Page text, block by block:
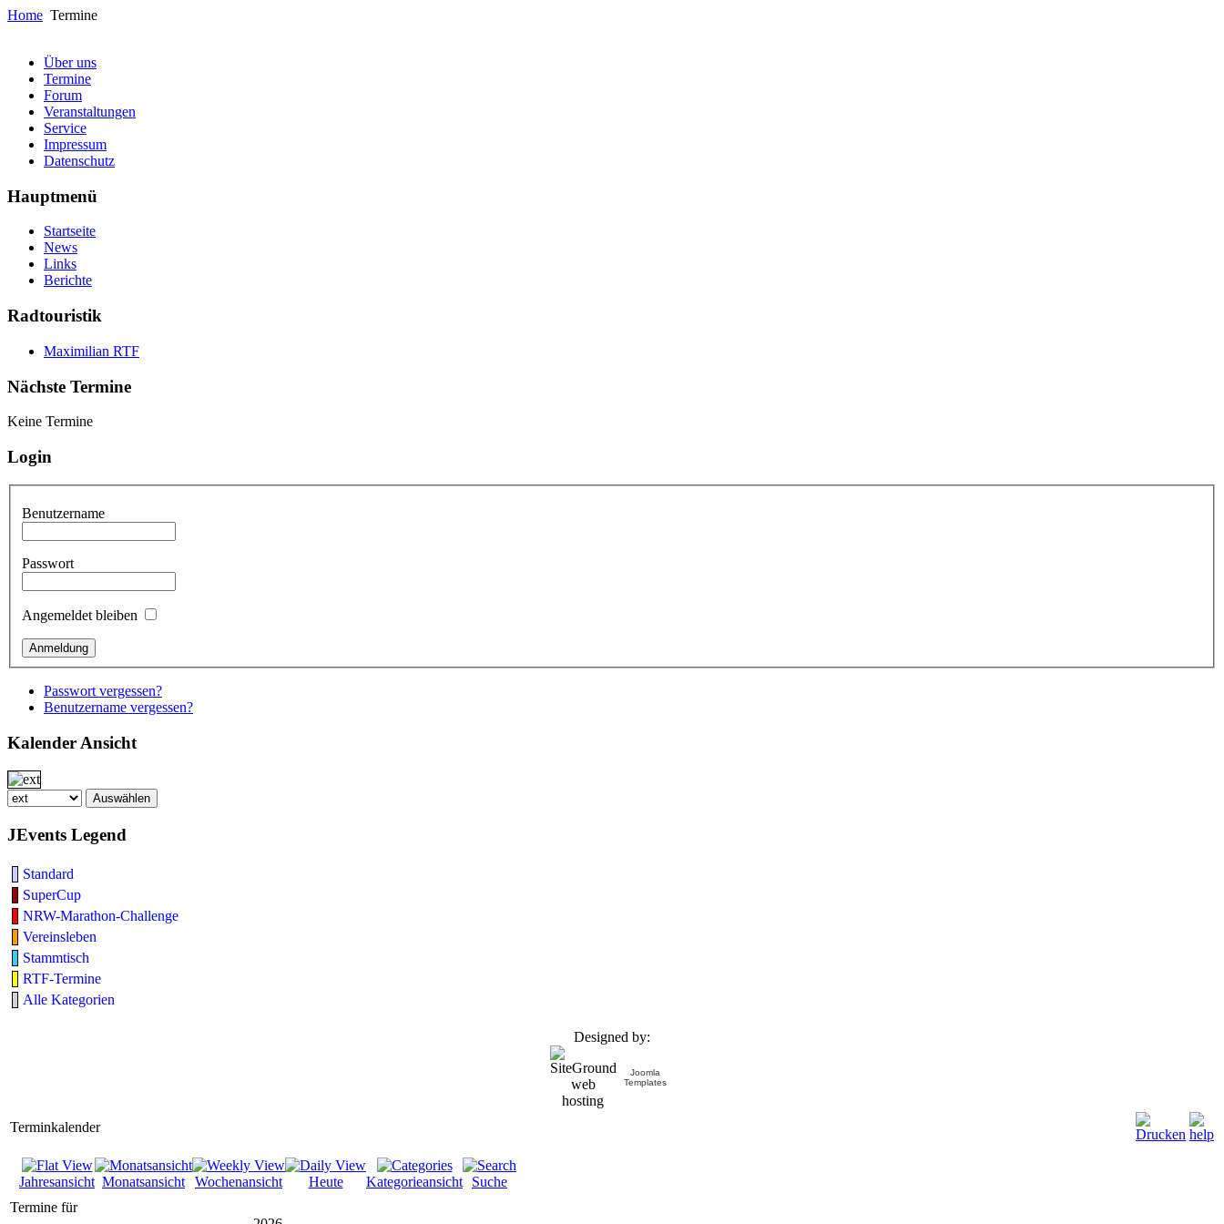
Home Termine
Über uns
Termine
Forum
Veranstaltungen
Service
Impressum
Datenschutz
Hauptmenü
Startseite
News
Links
Berichte
Radtouristik
Maximilian RTF
Nächste Termine
Keine Termine
Login
Benutzername
Passwort
Angemeldet bleiben
Passwort vergessen?
Benutzername vergessen?
Kalender Ansicht
JEvents Legend
Standard
SuperCup
NRW-Marathon-Challenge
Vereinsleben
Stammtisch
RTF-Termine
Alle Kategorien
Designed by:
Joomla
Templates
Terminkalender
Jahresansicht Monatsansicht Wochenansicht Heute Kategorieansicht
Suche
Termine für